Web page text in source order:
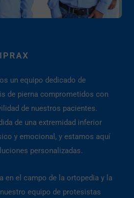
un equipo dedicado de
de pierna comprometidos con
de nuestros pacientes.
de una extremidad inferior
y emocional, y estamos aquí
personalizadas.
en el campo de la ortopedia y la
equipo de protesistas